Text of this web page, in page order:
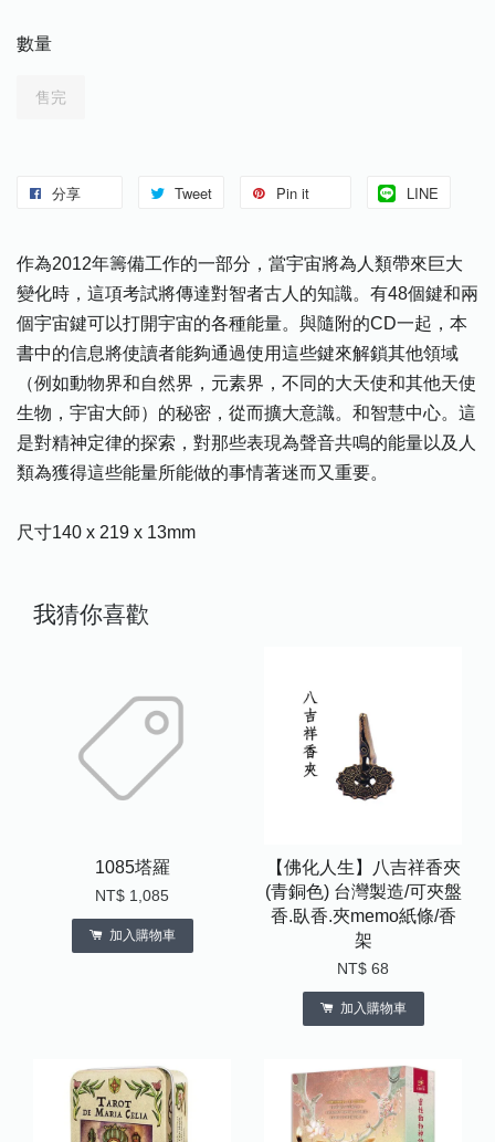
數量
售完
分享 Tweet Pin it LINE
作為2012年籌備工作的一部分，當宇宙將為人類帶來巨大
變化時，這項考試將傳達對智者古人的知識。有48個鍵和兩
個宇宙鍵可以打開宇宙的各種能量。與隨附的CD一起，本
書中的信息將使讀者能夠通過使用這些鍵來解鎖其他領域
（例如動物界和自然界，元素界，不同的大天使和其他天使
生物，宇宙大師）的秘密，從而擴大意識。和智慧中心。這
是對精神定律的探索，對那些表現為聲音共鳴的能量以及人
類為獲得這些能量所能做的事情著迷而又重要。
尺寸140 x 219 x 13mm
我猜你喜歡
1085塔羅
NT$ 1,085
加入購物車
【佛化人生】八吉祥香夾
(青銅色) 台灣製造/可夾盤
香.臥香.夾memo紙條/香
架
NT$ 68
加入購物車